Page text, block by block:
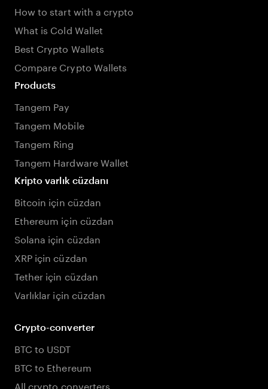
How to start with a crypto
What is Cold Wallet
Best Crypto Wallets
Compare Crypto Wallets
Products
Tangem Pay
Tangem Mobile
Tangem Ring
Tangem Hardware Wallet
Kripto varlık cüzdanı
Bitcoin için cüzdan
Ethereum için cüzdan
Solana için cüzdan
XRP için cüzdan
Tether için cüzdan
Varlıklar için cüzdan
Crypto-converter
BTC to USDT
BTC to Ethereum
All crypto converters